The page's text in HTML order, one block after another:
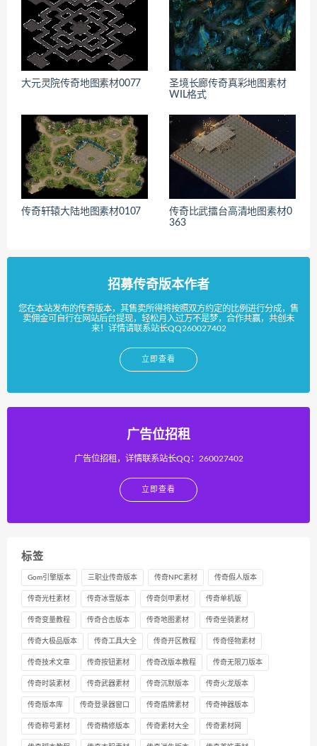
大元灵院传奇地图素材0077
圣境长廊传奇真彩地图素材
WIL格式
传奇轩辕大陆地图素材0107
传奇比武擂台高清地图素材0
363
招募传奇版本作者
您在本站发布的传奇版本，其售卖所得将按照双方约定的比例进行分成，售
卖佣金可自行在网站后台提现，轻松月入过万不是梦，合作共赢，共创未
来！详情请联系站长QQ260027402
立即查看
广告位招租
广告位招租，详情联系站长QQ：260027402
立即查看
标签
Gom引擎版本 三职业传奇版本 传奇NPC素材 传奇假人版本
传奇光柱素材 传奇冰雪版本 传奇剑甲素材 传奇单机版
传奇变量教程 传奇合击版本 传奇地图素材 传奇坐骑素材
传奇大极品版本 传奇工具大全 传奇开区教程 传奇怪物素材
传奇技术文章 传奇按钮素材 传奇改版本教程 传奇无限刀版本
传奇时装素材 传奇武器素材 传奇沉默版本 传奇火龙版本
传奇版本库 传奇登录器窗口 传奇盾牌素材 传奇神器版本
传奇称号素材 传奇精修版本 传奇素材大全 传奇素材网